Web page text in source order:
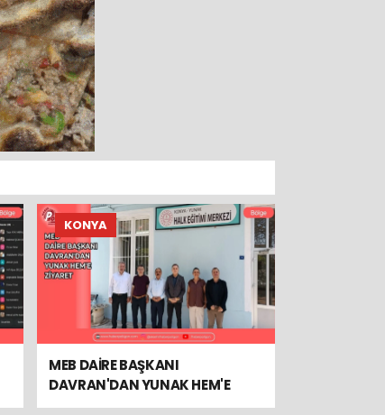
KONYA
MEB DAİRE BAŞKANI
DAVRAN'DAN YUNAK HEM'E
ZİYARET